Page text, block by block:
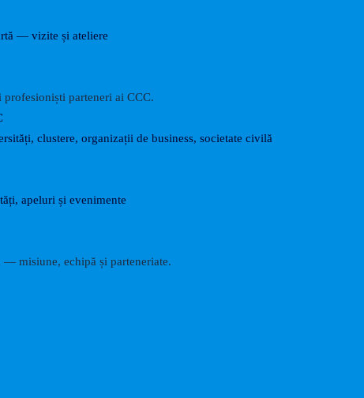
— vizite și ateliere
profesioniști parteneri ai CCC.
clustere, organizații de business, societate civilă
apeluri și evenimente
misiune, echipă și parteneriate.